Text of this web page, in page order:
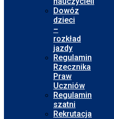
Dowóz
dzieci
–
rozkład
jazdy
Regulamin
Rzecznika
Praw
Uczniów
Regulamin
szatni
Rekrutacja